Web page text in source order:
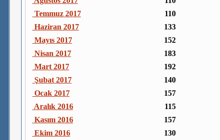
Temmuz 2017
110
Haziran 2017
133
Mayıs 2017
152
Nisan 2017
183
Mart 2017
192
Şubat 2017
140
Ocak 2017
157
Aralık 2016
115
Kasım 2016
157
Ekim 2016
130